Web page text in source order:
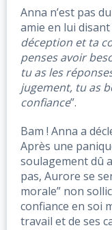
Anna n’est pas
amie en lui disant
déception et ta
penses avoir
tu as les
jugement, tu as
confiance”.
Bam ! Anna a
Après une
soulagement dû
pas, Aurore se
morale” non
confiance en soi
travail et de ses